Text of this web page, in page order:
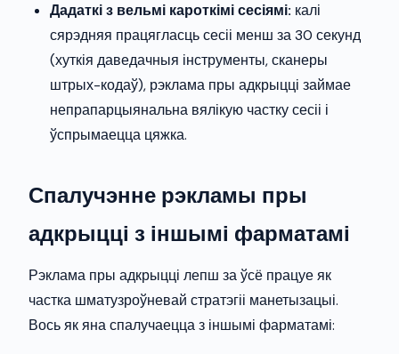
Дадаткі з вельмі кароткімі сесіямі: калі
сярэдняя працягласць сесіі менш за 30 секунд
(хуткія даведачныя інструменты, сканеры
штрых-кодаў), рэклама пры адкрыцці займае
непрапарцыянальна вялікую частку сесіі і
ўспрымаецца цяжка.
Спалучэнне рэкламы пры
адкрыцці з іншымі фарматамі
Рэклама пры адкрыцці лепш за ўсё працуе як
частка шматузроўневай стратэгіі манетызацыі.
Вось як яна спалучаецца з іншымі фарматамі: